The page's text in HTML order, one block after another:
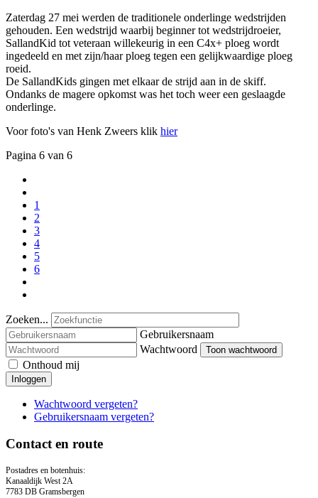
Zaterdag 27 mei werden de traditionele onderlinge wedstrijden
gehouden. Een wedstrijd waarbij beginner tot wedstrijdroeier,
SallandKid tot veteraan willekeurig in een C4x+ ploeg wordt
ingedeeld en met zijn/haar ploeg tegen een gelijkwaardige ploeg
roeid.
De SallandKids gingen met elkaar de strijd aan in de skiff.
Ondanks de magere opkomst was het toch weer een geslaagde
onderlinge.
Voor foto's van Henk Zweers klik hier
Pagina 6 van 6
1
2
3
4
5
6
Zoeken...
Gebruikersnaam
Wachtwoord
Toon wachtwoord
Onthoud mij
Inloggen
Wachtwoord vergeten?
Gebruikersnaam vergeten?
Contact en route
Postadres en botenhuis:
Kanaaldijk West 2A
7783 DB Gramsbergen